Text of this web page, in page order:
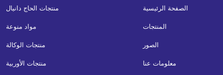
منتجات الحاج دانيال
مواد منوعة
منتجات الوكالة
منتجات الأوربية
الصفحة الرئيسية
المنتجات
الصور
معلومات عنا